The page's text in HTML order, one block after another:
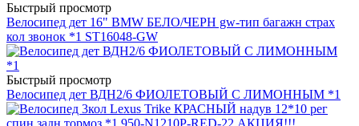
Быстрый просмотр
Велосипед дет 16" BMW БЕЛО/ЧЕРН gw-тип багажн страх
кол звонок *1 ST16048-GW
Быстрый просмотр
Велосипед дет ВДН2/6 ФИОЛЕТОВЫЙ С ЛИМОННЫМ *1